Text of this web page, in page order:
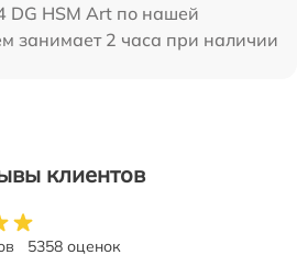
DG HSM Art по нашей
занимает 2 часа при наличии
клиентов
5358 оценок